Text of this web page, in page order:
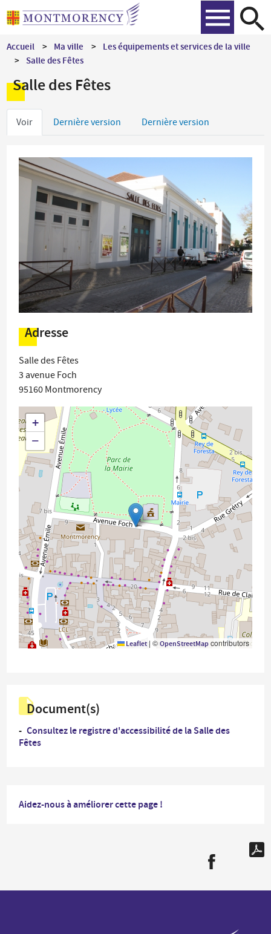
Aller
au
principal
Accueil Ma ville
Les équipements et services de la ville
Salle des Fêtes
Salle des Fêtes
Onglets
Voir Dernière version Dernière version
Adresse
Salle des Fêtes
3 avenue Foch
95160 Montmorency
+
−
Leaflet | ©OpenStreetMapcontributors
Document(s)
Consultez le registre d'accessibilité de la Salle des
Fêtes
Aidez-nous à améliorer cette page !